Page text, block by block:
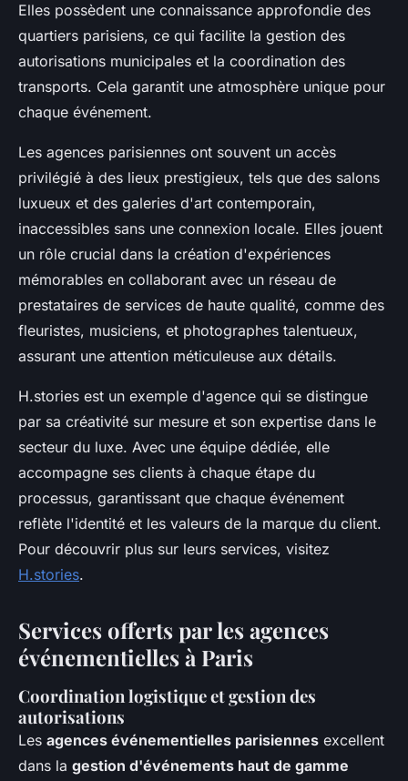
Elles possèdent une connaissance approfondie des
quartiers parisiens, ce qui facilite la gestion des
autorisations municipales et la coordination des
transports. Cela garantit une atmosphère unique pour
chaque événement.
Les agences parisiennes ont souvent un accès
privilégié à des lieux prestigieux, tels que des salons
luxueux et des galeries d'art contemporain,
inaccessibles sans une connexion locale. Elles jouent
un rôle crucial dans la création d'expériences
mémorables en collaborant avec un réseau de
prestataires de services de haute qualité, comme des
fleuristes, musiciens, et photographes talentueux,
assurant une attention méticuleuse aux détails.
H.stories est un exemple d'agence qui se distingue
par sa créativité sur mesure et son expertise dans le
secteur du luxe. Avec une équipe dédiée, elle
accompagne ses clients à chaque étape du
processus, garantissant que chaque événement
reflète l'identité et les valeurs de la marque du client.
Pour découvrir plus sur leurs services, visitez
H.stories.
Services offerts par les agences
événementielles à Paris
Coordination logistique et gestion des
autorisations
Les agences événementielles parisiennes excellent
dans la gestion d'événements haut de gamme